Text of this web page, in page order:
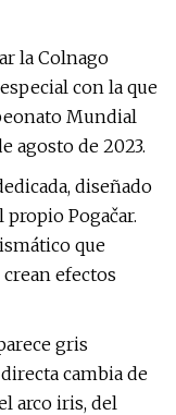
la Colnago
con la que
Mundial
agosto de 2023.
diseñado
Pogačar.
que
efectos
gris
cambia de
arco iris, del